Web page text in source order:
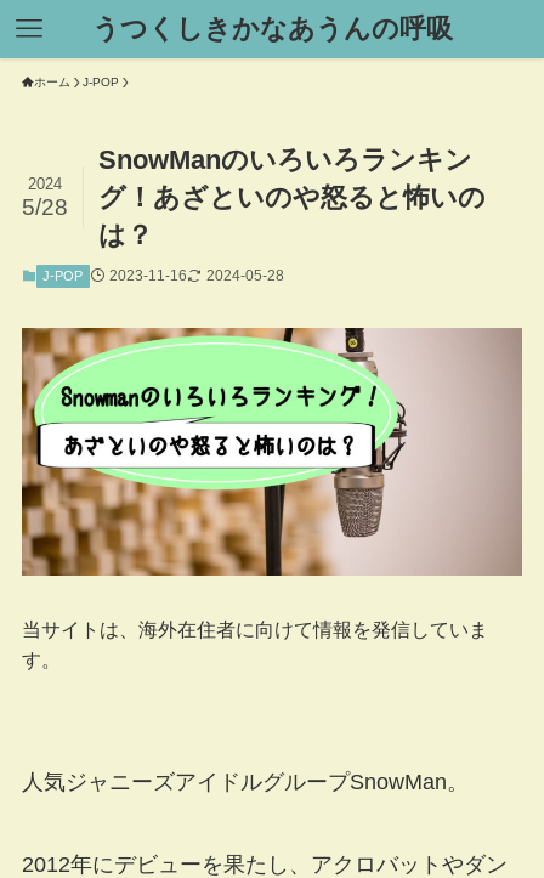
うつくしきかなあうんの呼吸
ホーム J-POP
SnowManのいろいろランキン
グ！あざといのや怒ると怖いの
は？
2024
5/28
J-POP 2023-11-16 2024-05-28
当サイトは、海外在住者に向けて情報を発信していま
す。
人気ジャニーズアイドルグループSnowMan。
2012年にデビューを果たし、アクロバットやダン